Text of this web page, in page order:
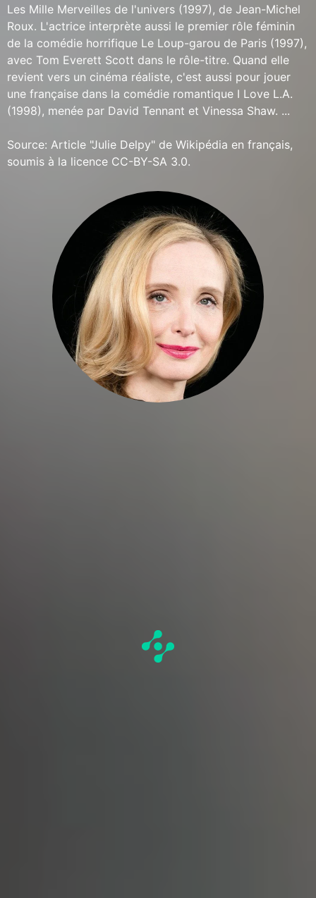
Les Mille Merveilles de l'univers (1997), de Jean-Michel
Roux. L'actrice interprète aussi le premier rôle féminin
de la comédie horrifique Le Loup-garou de Paris (1997),
avec Tom Everett Scott dans le rôle-titre. Quand elle
revient vers un cinéma réaliste, c'est aussi pour jouer
une française dans la comédie romantique I Love L.A.
(1998), menée par David Tennant et Vinessa Shaw. ...
Source: Article "Julie Delpy" de Wikipédia en français,
soumis à la licence CC-BY-SA 3.0.